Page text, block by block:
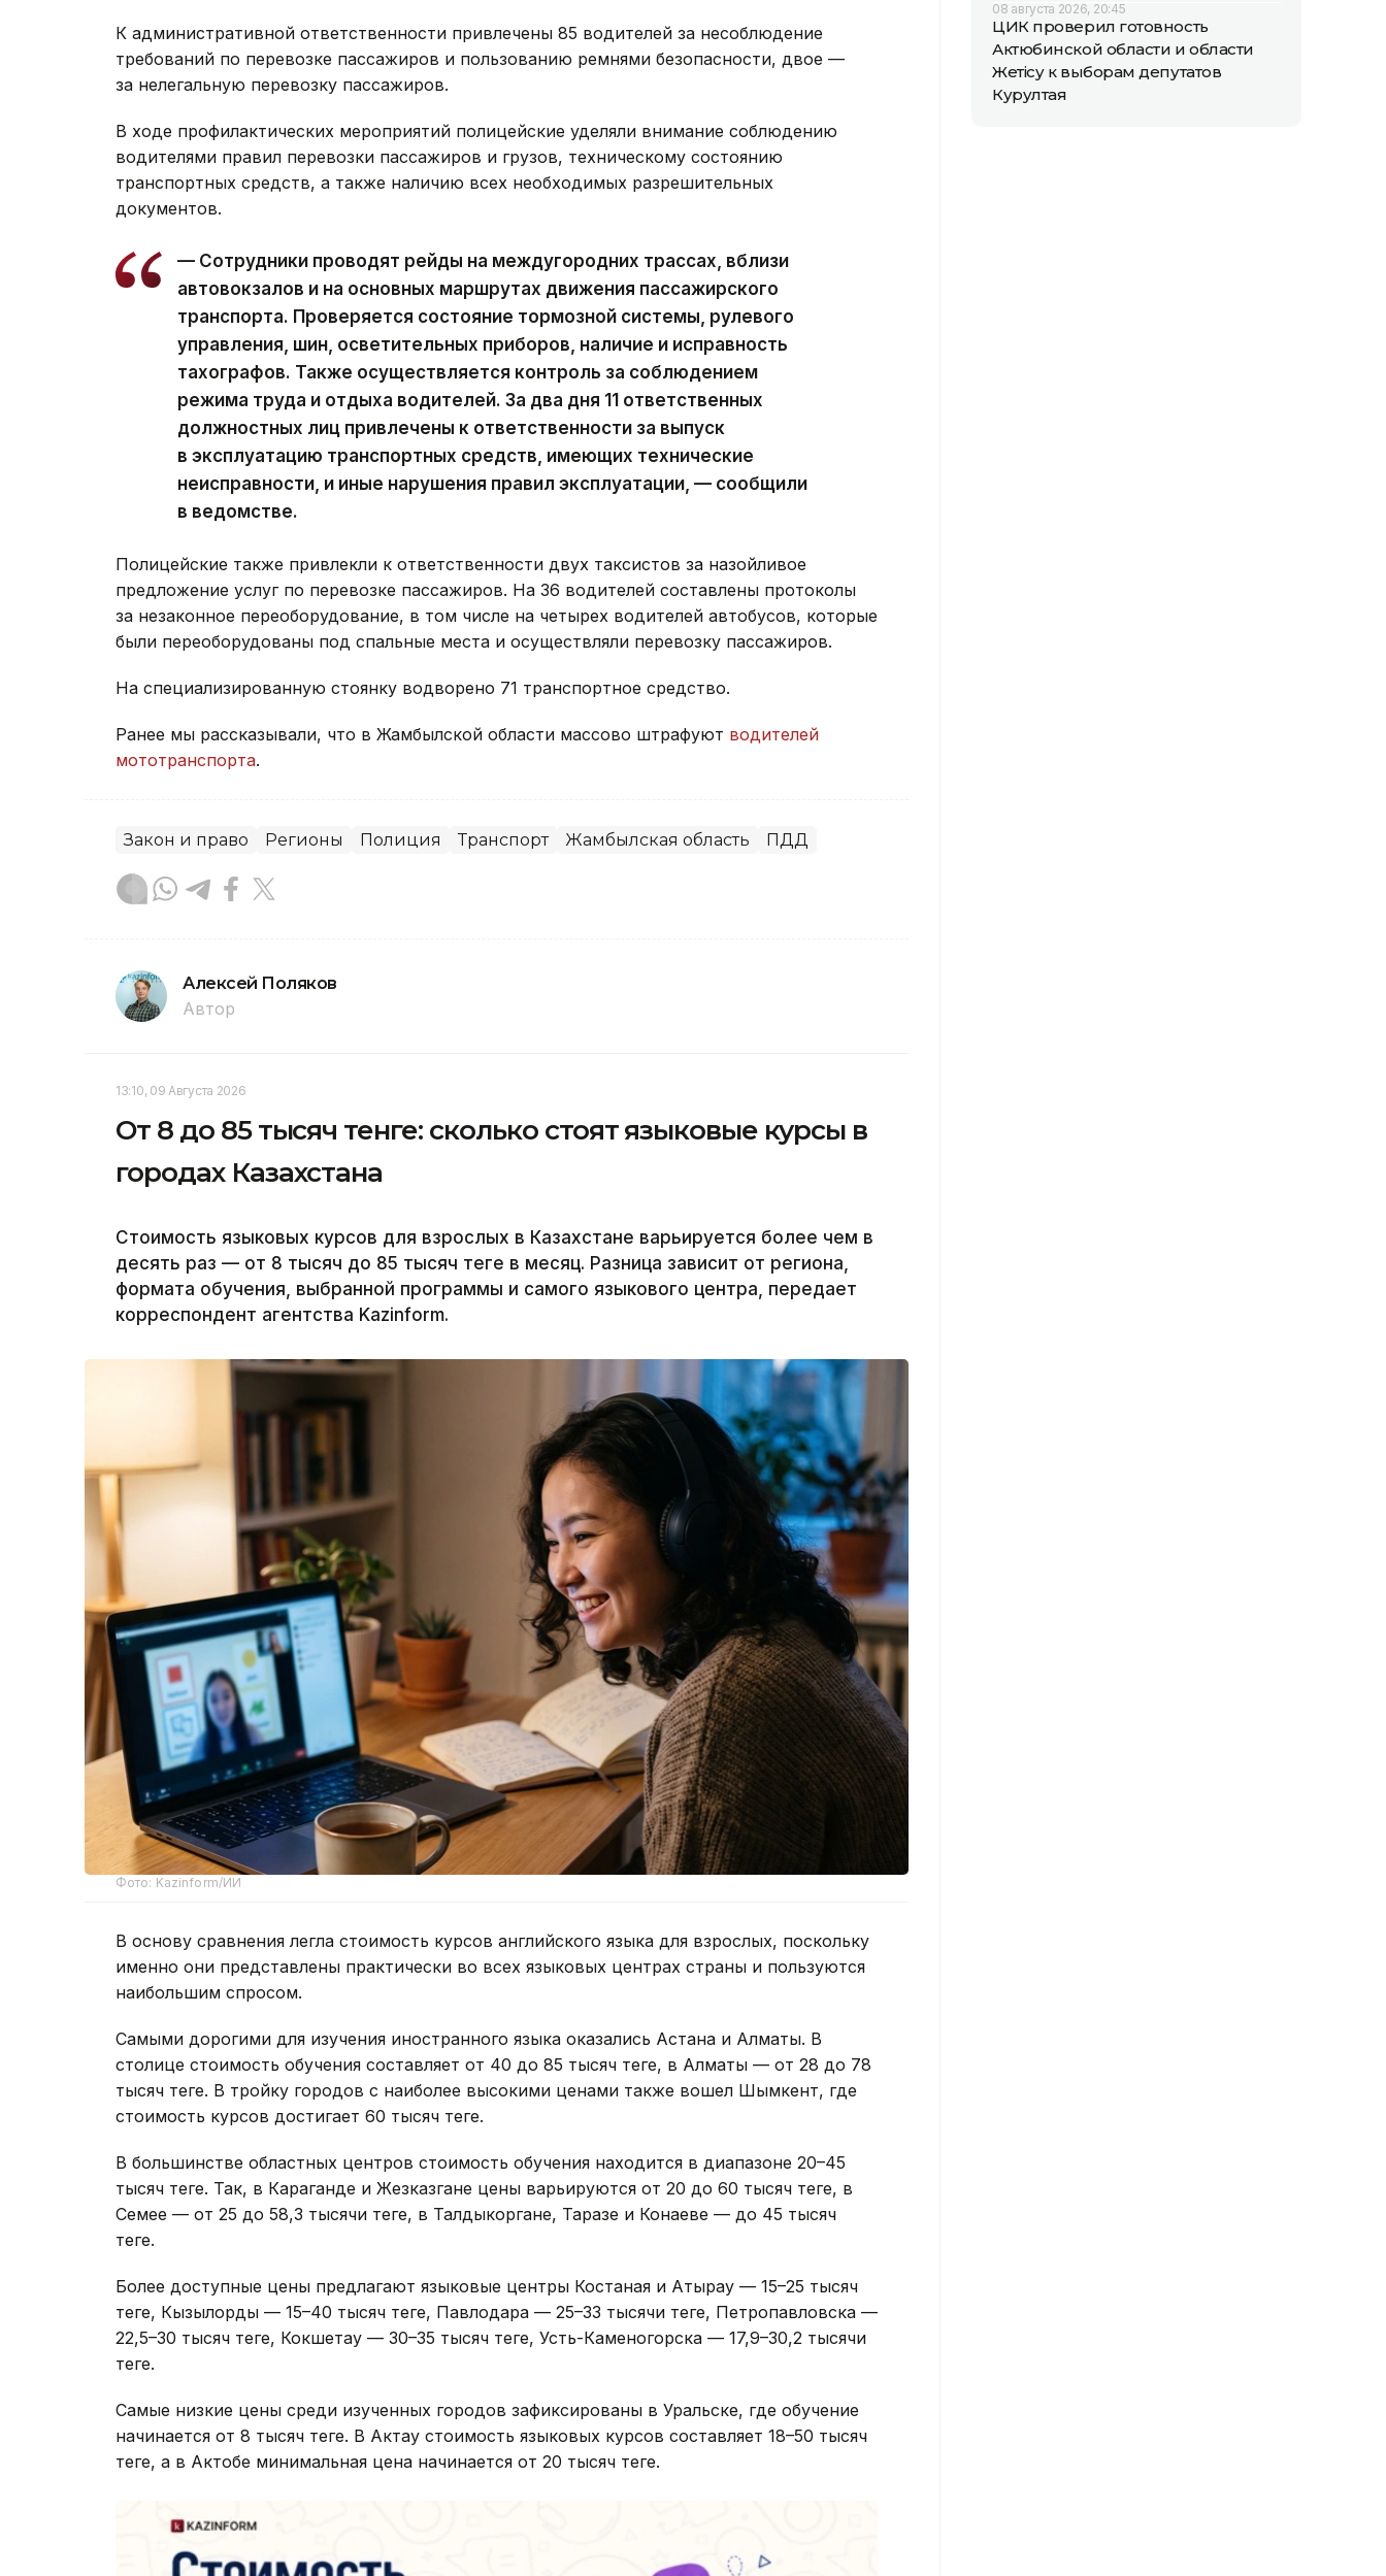
К административной ответственности привлечены 85 водителей за несоблюдение
требований по перевозке пассажиров и пользованию ремнями безопасности, двое —
за нелегальную перевозку пассажиров.
В ходе профилактических мероприятий полицейские уделяли внимание соблюдению
водителями правил перевозки пассажиров и грузов, техническому состоянию
транспортных средств, а также наличию всех необходимых разрешительных
документов.
— Сотрудники проводят рейды на междугородних трассах, вблизи
автовокзалов и на основных маршрутах движения пассажирского
транспорта. Проверяется состояние тормозной системы, рулевого
управления, шин, осветительных приборов, наличие и исправность
тахографов. Также осуществляется контроль за соблюдением
режима труда и отдыха водителей. За два дня 11 ответственных
должностных лиц привлечены к ответственности за выпуск
в эксплуатацию транспортных средств, имеющих технические
неисправности, и иные нарушения правил эксплуатации, — сообщили
в ведомстве.
Полицейские также привлекли к ответственности двух таксистов за назойливое
предложение услуг по перевозке пассажиров. На 36 водителей составлены протоколы
за незаконное переоборудование, в том числе на четырех водителей автобусов, которые
были переоборудованы под спальные места и осуществляли перевозку пассажиров.
На специализированную стоянку водворено 71 транспортное средство.
Ранее мы рассказывали, что в Жамбылской области массово штрафуют водителей
мототранспорта.
Закон и право Регионы Полиция Транспорт Жамбылская область ПДД
Алексей Поляков
Автор
13:10, 09 Августа 2026
От 8 до 85 тысяч тенге: сколько стоят языковые курсы в
городах Казахстана
Стоимость языковых курсов для взрослых в Казахстане варьируется более чем в
десять раз — от 8 тысяч до 85 тысяч теңге в месяц. Разница зависит от региона,
формата обучения, выбранной программы и самого языкового центра, передает
корреспондент агентства Kazinform.
Фото: Kazinform/ИИ
В основу сравнения легла стоимость курсов английского языка для взрослых, поскольку
именно они представлены практически во всех языковых центрах страны и пользуются
наибольшим спросом.
Самыми дорогими для изучения иностранного языка оказались Астана и Алматы. В
столице стоимость обучения составляет от 40 до 85 тысяч теңге, в Алматы — от 28 до 78
тысяч теңге. В тройку городов с наиболее высокими ценами также вошел Шымкент, где
стоимость курсов достигает 60 тысяч теңге.
В большинстве областных центров стоимость обучения находится в диапазоне 20–45
тысяч теңге. Так, в Караганде и Жезказгане цены варьируются от 20 до 60 тысяч теңге, в
Семее — от 25 до 58,3 тысячи теңге, в Талдыкоргане, Таразе и Конаеве — до 45 тысяч
теңге.
Более доступные цены предлагают языковые центры Костаная и Атырау — 15–25 тысяч
теңге, Кызылорды — 15–40 тысяч теңге, Павлодара — 25–33 тысячи теңге, Петропавловска —
22,5–30 тысяч теңге, Кокшетау — 30–35 тысяч теңге, Усть-Каменогорска — 17,9–30,2 тысячи
теңге.
Самые низкие цены среди изученных городов зафиксированы в Уральске, где обучение
начинается от 8 тысяч теңге. В Актау стоимость языковых курсов составляет 18–50 тысяч
теңге, а в Актобе минимальная цена начинается от 20 тысяч теңге.
08 августа 2026, 20:45
ЦИК проверил готовность
Актюбинской области и области
Жетісу к выборам депутатов
Курултая